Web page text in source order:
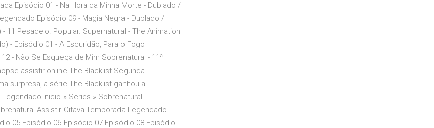
Episódio 01 - Na Hora da Minha Morte - Dublado /
Episódio 09 - Magia Negra - Dublado /
Pesadelo. Popular. Supernatural - The Animation
- Episódio 01 - A Escuridão, Para o Fogo
- Não Se Esqueça de Mim Sobrenatural - 11ª
assistir online The Blacklist Segunda
surpresa, a série The Blacklist ganhou a
Inicio » Series » Sobrenatural -
Assistir Oitava Temporada Legendado.
05 Episódio 06 Episódio 07 Episódio 08 Episódio